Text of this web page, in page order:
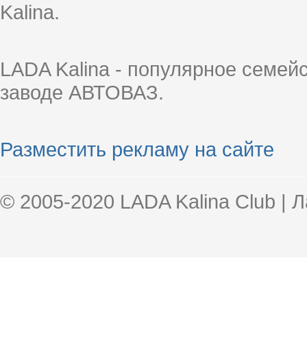
Kalina.
LADA Kalina - популярное
заводе АВТОВАЗ.
Разместить рекламу на сайте
© 2005-2020 LADA Kalina Club |